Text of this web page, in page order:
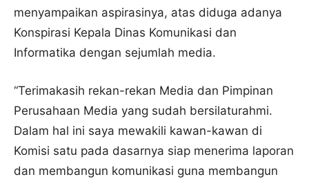
menyampaikan aspirasinya, atas diduga adanya
Konspirasi Kepala Dinas Komunikasi dan
Informatika dengan sejumlah media.
“Terimakasih rekan-rekan Media dan Pimpinan
Perusahaan Media yang sudah bersilaturahmi.
Dalam hal ini saya mewakili kawan-kawan di
Komisi satu pada dasarnya siap menerima laporan
dan membangun komunikasi guna membangun